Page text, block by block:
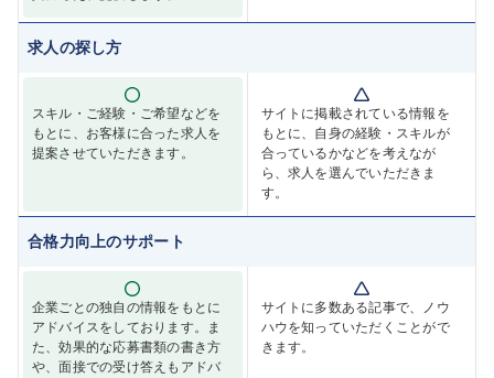
求人の探し方
スキル・ご経験・ご希望などを
もとに、お客様に合った求人を
提案させていただきます。
サイトに掲載されている情報を
もとに、自身の経験・スキルが
合っているかなどを考えなが
ら、求人を選んでいただきま
す。
合格力向上のサポート
企業ごとの独自の情報をもとに
アドバイスをしております。ま
た、効果的な応募書類の書き方
や、面接での受け答えもアドバ
サイトに多数ある記事で、ノウ
ハウを知っていただくことがで
きます。